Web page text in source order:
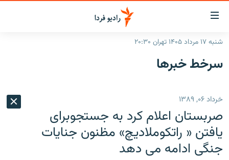
لینک‌های
قابلیت
دسترسی
بازگشت
اصلی
رفتن
صفحه
جستجو
ایران
انتخاب کنید و بشنوید
برنامه‌های رادیویی
پادکست
چندرسانه‌ای
شنبه ۱۷ مرداد ۱۴۰۵ تهران ۲۰:۳۰
سرخط‌ خبرها
خرداد ۰۶, ۱۳۸۹
صربستان اعلام کرد به جستجوبرای
یافتن « راتکوملادیچ» مظنون جنایات
جنگی ادامه می دهد